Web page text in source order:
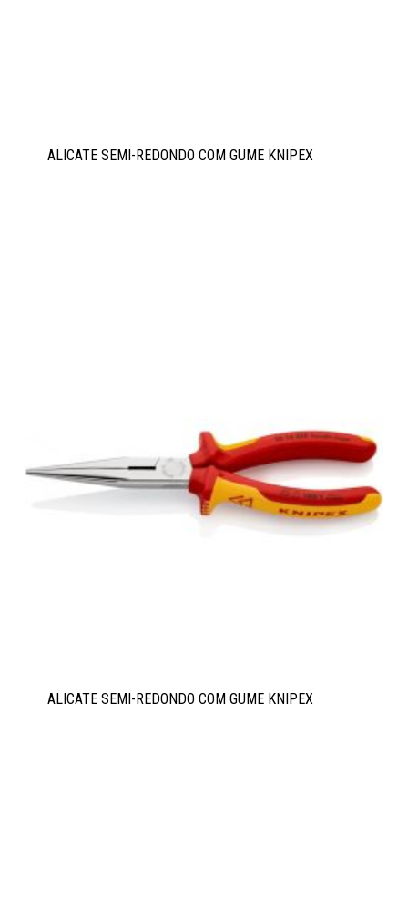
ALICATE SEMI-REDONDO COM GUME KNIPEX
ALICATE SEMI-REDONDO COM GUME KNIPEX